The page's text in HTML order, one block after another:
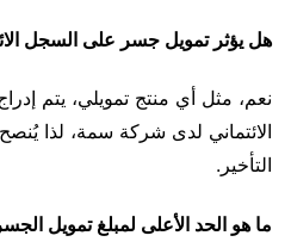
هل يؤثر تمويل جسر على السجل
نعم، مثل أي منتج تمويلي، يتم
الائتماني لدى شركة سمة، لذا يُنصح
التأخير.
ما هو الحد الأعلى لمبلغ تمويل